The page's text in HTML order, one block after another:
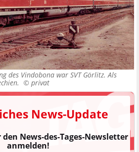
des Vindobona war SVT Görlitz. Als
© privat
News-Update
News-des-Tages-Newsletter
anmelden!